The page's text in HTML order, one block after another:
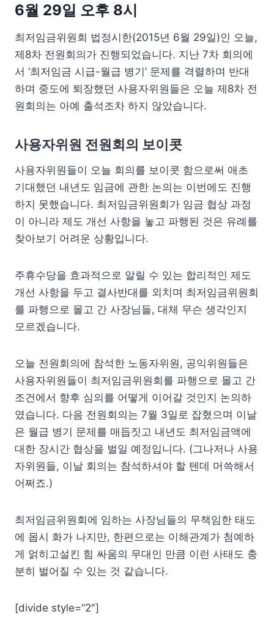
6월 29일 오후 8시
최저임금위원회 법정시한(2015년 6월 29일)인 오늘,
제8차 전원회의가 진행되었습니다. 지난 7차 회의에
서 ‘최저임금 시급-월급 병기’ 문제를 격렬하며 반대
하며 중도에 퇴장했던 사용자위원들은 오늘 제8차 전
원회의는 아예 출석조차 하지 않았습니다.
사용자위원 전원회의 보이콧
사용자위원들이 오늘 회의를 보이콧 함으로써 애초
기대했던 내년도 임금에 관한 논의는 이번에도 진행
하지 못했습니다. 최저임금위원회가 임금 협상 과정
이 아니라 제도 개선 사항을 놓고 파행된 것은 유례를
찾아보기 어려운 상황입니다.
주휴수당을 효과적으로 알릴 수 있는 합리적인 제도
개선 사항을 두고 결사반대를 외치며 최저임금위원회
를 파행으로 몰고 간 사장님들, 대체 무슨 생각인지
모르겠습니다.
오늘 전원회의에 참석한 노동자위원, 공익위원들은
사용자위원들이 최저임금위원회를 파행으로 몰고 간
조건에서 향후 심의를 어떻게 이어갈 것인지 논의하
였습니다. 다음 전원회의는 7월 3일로 잡혔으며 이날
은 월급 병기 문제를 매듭짓고 내년도 최저임금액에
대한 장시간 협상을 벌일 예정입니다. (그나저나 사용
자위원들, 이날 회의는 참석하셔야 할 텐데 머쓱해서
어쩌죠.)
최저임금위원회에 임하는 사장님들의 무책임한 태도
에 몹시 화가 나지만, 한편으로는 이해관계가 첨예하
게 얽히고설킨 힘 싸움의 무대인 만큼 이런 사태도 충
분히 벌어질 수 있는 것 같습니다.
[divide style=”2″]